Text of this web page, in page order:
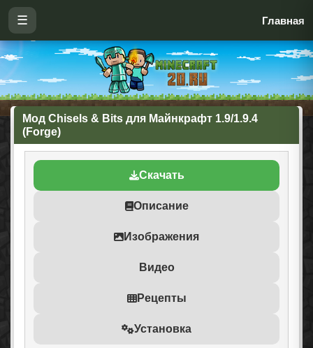
☰ Главная
Мод Chisels & Bits для Майнкрафт 1.9/1.9.4
(Forge)
Скачать
Описание
Изображения
Видео
Рецепты
Установка